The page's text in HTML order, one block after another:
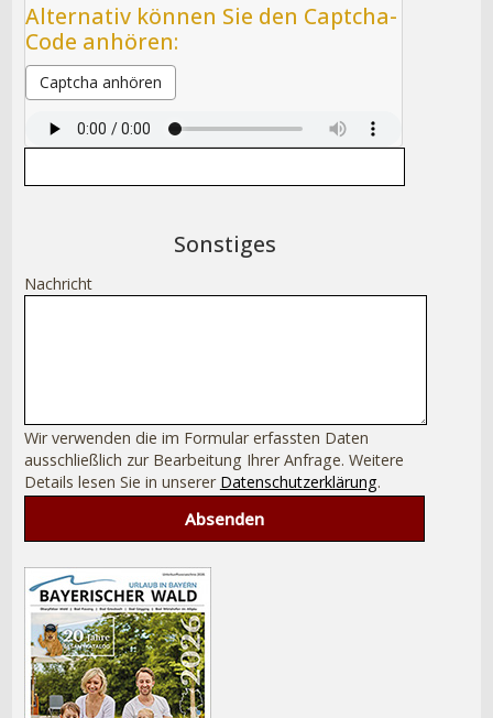
Alternativ können Sie den Captcha-
Code anhören:
Captcha anhören
Sonstiges
Nachricht
Wir verwenden die im Formular erfassten Daten
ausschließlich zur Bearbeitung Ihrer Anfrage. Weitere
Details lesen Sie in unserer Datenschutzerklärung.